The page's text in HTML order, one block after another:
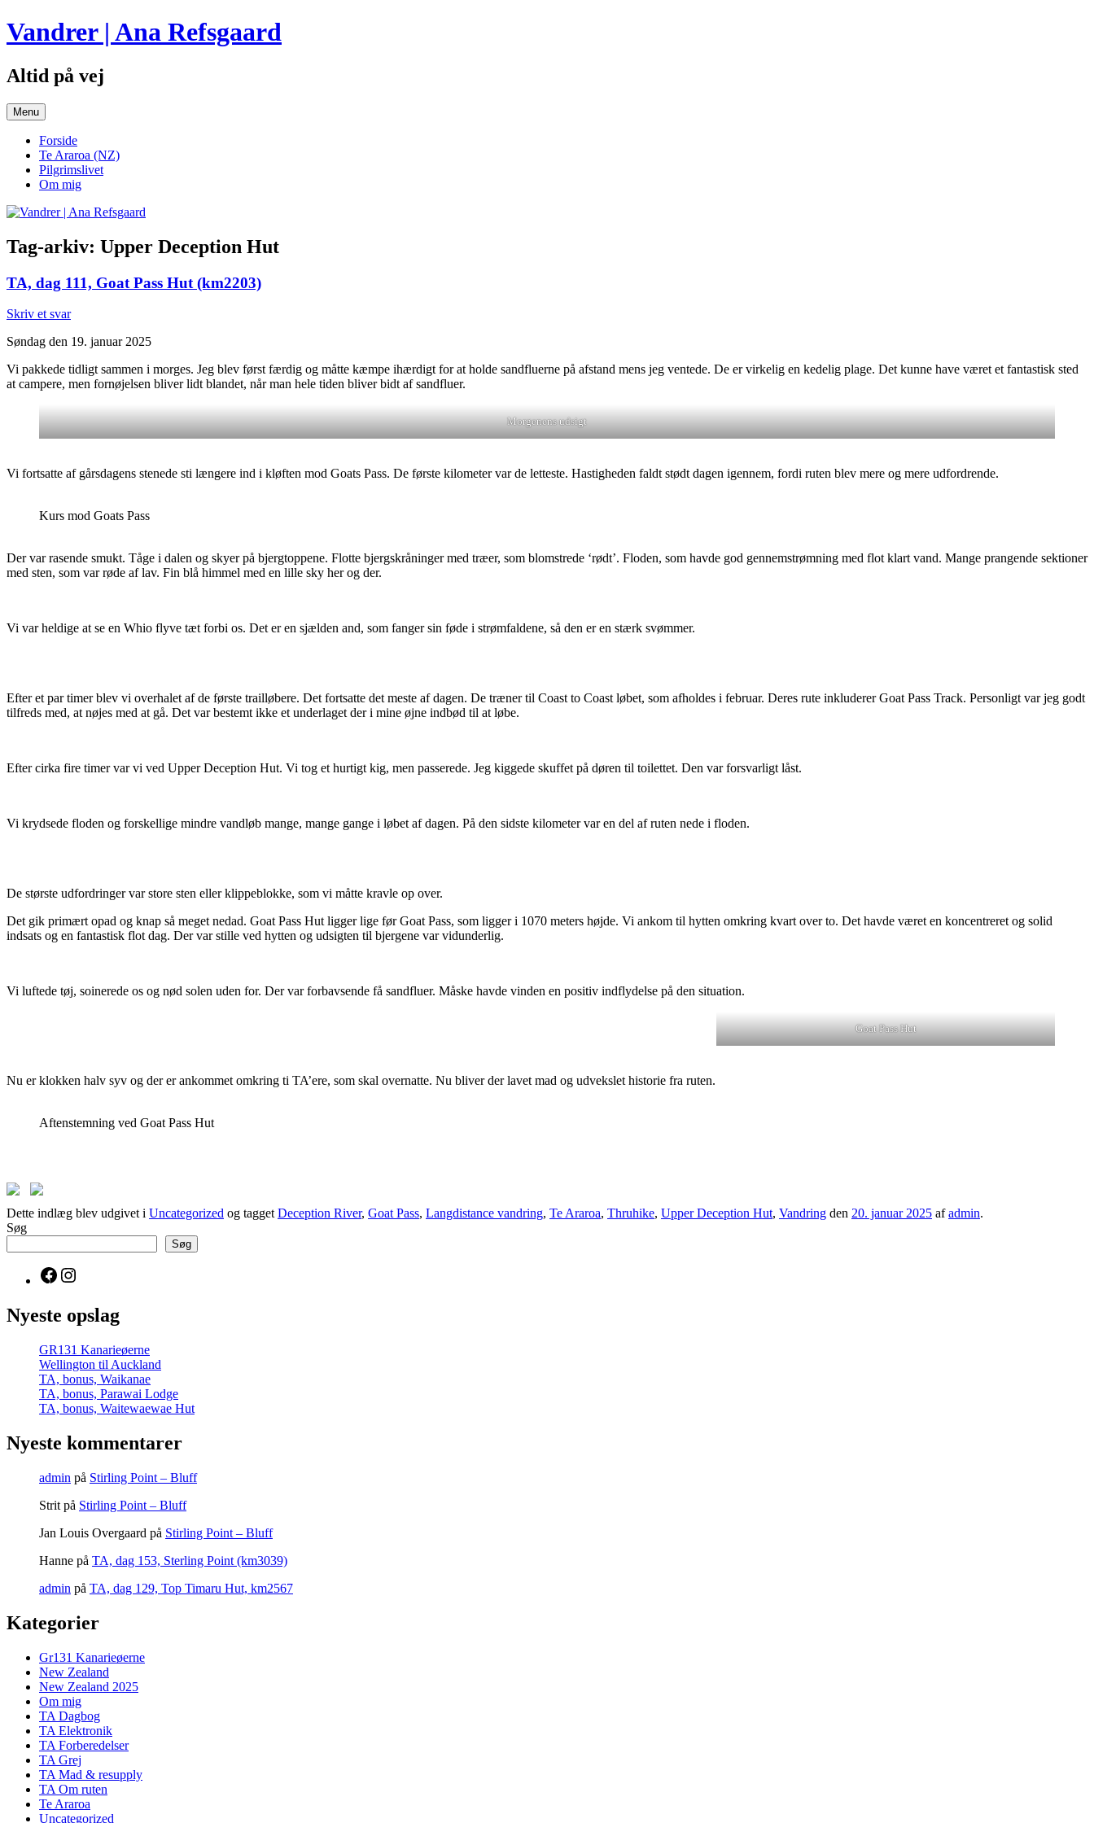
Hop
til
Vandrer | Ana Refsgaard
Altid på vej
Menu
Forside
Te Araroa (NZ)
Pilgrimslivet
Om mig
Tag-arkiv: Upper Deception Hut
TA, dag 111, Goat Pass Hut (km2203)
Skriv et svar
Søndag den 19. januar 2025
Vi pakkede tidligt sammen i morges. Jeg blev først færdig og måtte kæmpe ihærdigt for at holde sandfluerne på afstand mens jeg ventede. De er virkelig en kedelig plage. Det kunne have været et fantastisk sted
at campere, men fornøjelsen bliver lidt blandet, når man hele tiden bliver bidt af sandfluer.
Morgenens udsigt
Vi fortsatte af gårsdagens stenede sti længere ind i kløften mod Goats Pass. De første kilometer var de letteste. Hastigheden faldt stødt dagen igennem, fordi ruten blev mere og mere udfordrende.
Kurs mod Goats Pass
Der var rasende smukt. Tåge i dalen og skyer på bjergtoppene. Flotte bjergskråninger med træer, som blomstrede ‘rødt’. Floden, som havde god gennemstrømning med flot klart vand. Mange prangende sektioner
med sten, som var røde af lav. Fin blå himmel med en lille sky her og der.
Vi var heldige at se en Whio flyve tæt forbi os. Det er en sjælden and, som fanger sin føde i strømfaldene, så den er en stærk svømmer.
Efter et par timer blev vi overhalet af de første trailløbere. Det fortsatte det meste af dagen. De træner til Coast to Coast løbet, som afholdes i februar. Deres rute inkluderer Goat Pass Track. Personligt var jeg godt
tilfreds med, at nøjes med at gå. Det var bestemt ikke et underlaget der i mine øjne indbød til at løbe.
Efter cirka fire timer var vi ved Upper Deception Hut. Vi tog et hurtigt kig, men passerede. Jeg kiggede skuffet på døren til toilettet. Den var forsvarligt låst.
Vi krydsede floden og forskellige mindre vandløb mange, mange gange i løbet af dagen. På den sidste kilometer var en del af ruten nede i floden.
De største udfordringer var store sten eller klippeblokke, som vi måtte kravle op over.
Det gik primært opad og knap så meget nedad. Goat Pass Hut ligger lige før Goat Pass, som ligger i 1070 meters højde. Vi ankom til hytten omkring kvart over to. Det havde været en koncentreret og solid
indsats og en fantastisk flot dag. Der var stille ved hytten og udsigten til bjergene var vidunderlig.
Vi luftede tøj, soinerede os og nød solen uden for. Der var forbavsende få sandfluer. Måske havde vinden en positiv indflydelse på den situation.
Goat Pass Hut
Nu er klokken halv syv og der er ankommet omkring ti TA’ere, som skal overnatte. Nu bliver der lavet mad og udvekslet historie fra ruten.
Aftenstemning ved Goat Pass Hut
Dette indlæg blev udgivet i Uncategorized og tagget Deception River, Goat Pass, Langdistance vandring, Te Araroa, Thruhike, Upper Deception Hut, Vandring den 20. januar 2025 afadmin.
Søg
Søg
Facebook
Nyeste opslag
GR131 Kanarieøerne
Wellington til Auckland
TA, bonus, Waikanae
TA, bonus, Parawai Lodge
TA, bonus, Waitewaewae Hut
Nyeste kommentarer
admin på Stirling Point – Bluff
Strit på Stirling Point – Bluff
Jan Louis Overgaard på Stirling Point – Bluff
Hanne på TA, dag 153, Sterling Point (km3039)
admin på TA, dag 129, Top Timaru Hut, km2567
Kategorier
Gr131 Kanarieøerne
New Zealand
New Zealand 2025
Om mig
TA Dagbog
TA Elektronik
TA Forberedelser
TA Grej
TA Mad & resupply
TA Om ruten
Te Araroa
Uncategorized